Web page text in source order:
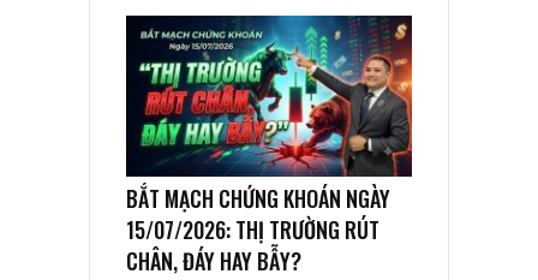
BẮT MẠCH CHỨNG KHOÁN NGÀY
15/07/2026: THỊ TRƯỜNG RÚT
CHÂN, ĐÁY HAY BẪY?